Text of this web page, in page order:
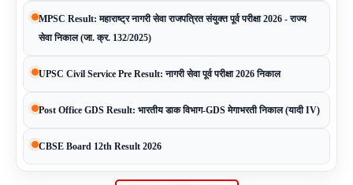
MPSC Result: महाराष्ट्र नागरी सेवा राजपत्रित संयुक्त पूर्व परीक्षा 2026 - राज्य
सेवा निकाल (जा. क्र. 132/2025)
UPSC Civil Service Pre Result: नागरी सेवा पूर्व परीक्षा 2026 निकाल
Post Office GDS Result: भारतीय डाक विभाग-GDS मेगाभरती निकाल (यादी IV)
CBSE Board 12th Result 2026